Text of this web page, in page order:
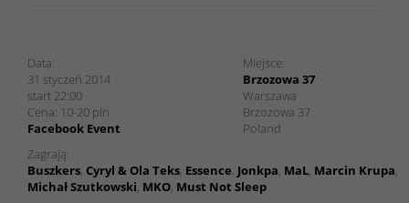
Data:
31 styczeń 2014
start 22:00
Cena: 10-20 pln
Facebook Event
Miejsce:
Brzozowa 37
Warszawa
Brzozowa 37
Poland
Zagrają:
Buszkers, Cyryl & Ola Teks, Essence, Jonkpa, MaL, Marcin Krupa,
Michał Szutkowski, MKO, Must Not Sleep